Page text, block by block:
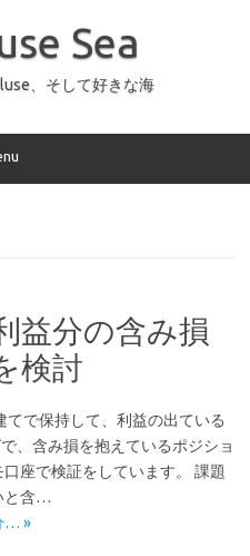
Sea
、そして好きな海
益分の含み損
検討
てで保持して、利益の出ている
、含み損を抱えているポジショ
座で検証をしています。 課題
と含…
… »